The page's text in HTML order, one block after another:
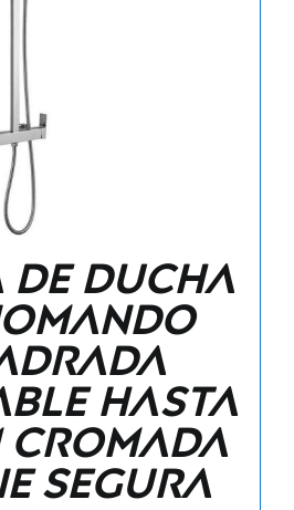
ducha
hasta
cromada
Segura